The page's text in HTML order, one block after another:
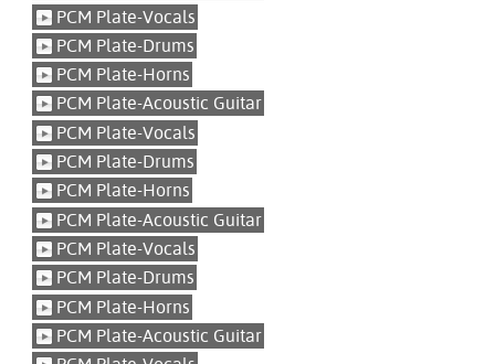
PCM Plate-Vocals
PCM Plate-Drums
PCM Plate-Horns
PCM Plate-Acoustic Guitar
PCM Plate-Vocals
PCM Plate-Drums
PCM Plate-Horns
PCM Plate-Acoustic Guitar
PCM Plate-Vocals
PCM Plate-Drums
PCM Plate-Horns
PCM Plate-Acoustic Guitar